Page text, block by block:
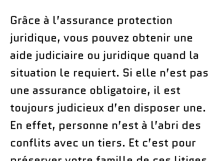
Grâce à l’assurance protection
juridique, vous pouvez obtenir une
aide judiciaire ou juridique quand la
situation le requiert. Si elle n’est pas
une assurance obligatoire, il est
toujours judicieux d’en disposer une.
En effet, personne n’est à l’abri des
conflits avec un tiers. Et c’est pour